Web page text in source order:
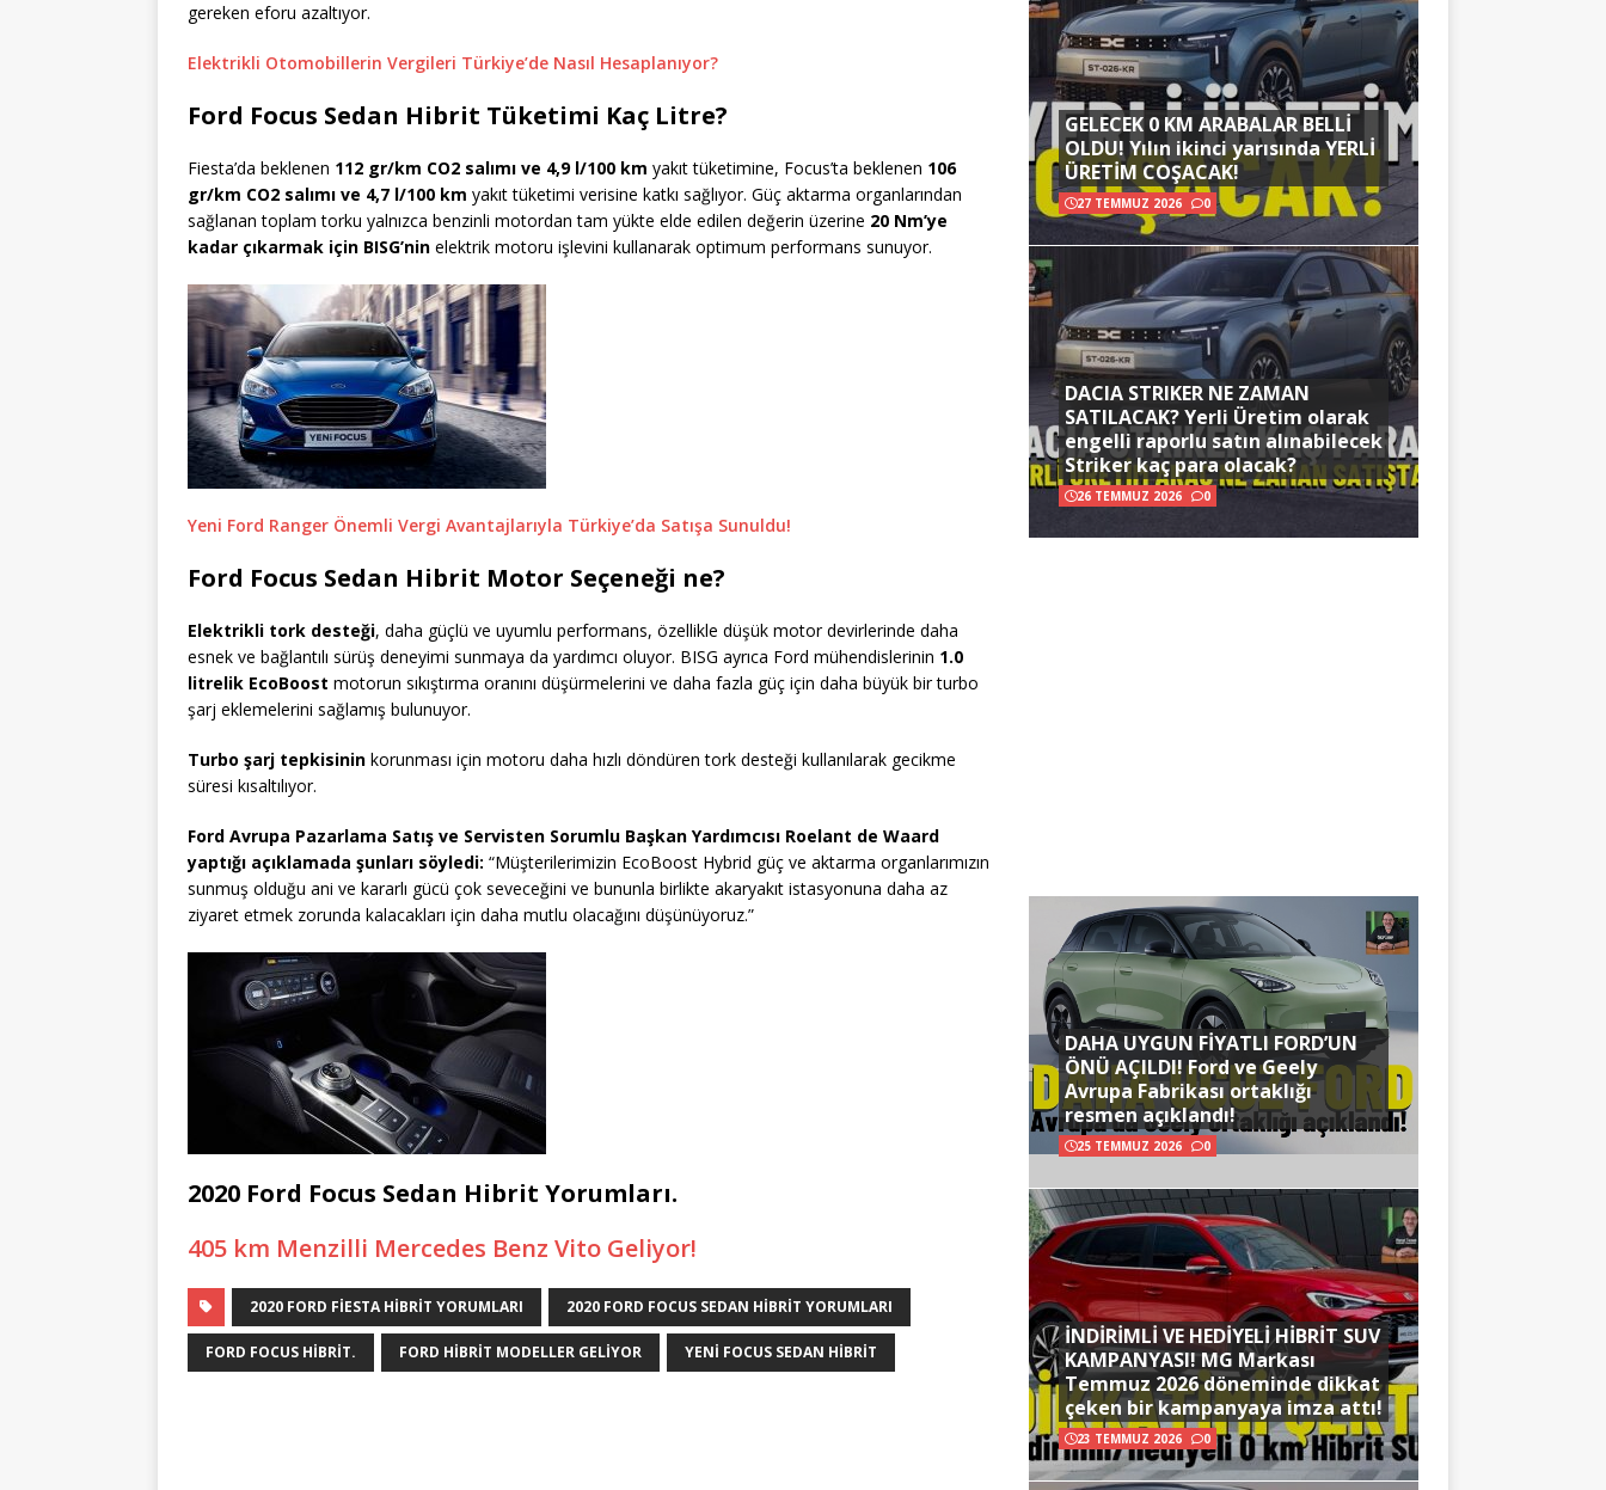
gereken eforu azaltıyor.
Elektrikli Otomobillerin Vergileri Türkiye’de Nasıl Hesaplanıyor?
Ford Focus Sedan Hibrit Tüketimi Kaç Litre?
Fiesta’da beklenen 112 gr/km CO2 salımı ve 4,9 l/100 km yakıt tüketimine, Focus’ta beklenen 106
gr/km CO2 salımı ve 4,7 l/100 km yakıt tüketimi verisine katkı sağlıyor. Güç aktarma organlarından
sağlanan toplam torku yalnızca benzinli motordan tam yükte elde edilen değerin üzerine 20 Nm’ye
kadar çıkarmak için BISG’nin elektrik motoru işlevini kullanarak optimum performans sunuyor.
Yeni Ford Ranger Önemli Vergi Avantajlarıyla Türkiye’da Satışa Sunuldu!
Ford Focus Sedan Hibrit Motor Seçeneği ne?
Elektrikli tork desteği, daha güçlü ve uyumlu performans, özellikle düşük motor devirlerinde daha
esnek ve bağlantılı sürüş deneyimi sunmaya da yardımcı oluyor. BISG ayrıca Ford mühendislerinin 1.0
litrelik EcoBoost motorun sıkıştırma oranını düşürmelerini ve daha fazla güç için daha büyük bir turbo
şarj eklemelerini sağlamış bulunuyor.
Turbo şarj tepkisinin korunması için motoru daha hızlı döndüren tork desteği kullanılarak gecikme
süresi kısaltılıyor.
Ford Avrupa Pazarlama Satış ve Servisten Sorumlu Başkan Yardımcısı Roelant de Waard
yaptığı açıklamada şunları söyledi: “Müşterilerimizin EcoBoost Hybrid güç ve aktarma organlarımızın
sunmuş olduğu ani ve kararlı gücü çok seveceğini ve bununla birlikte akaryakıt istasyonuna daha az
ziyaret etmek zorunda kalacakları için daha mutlu olacağını düşünüyoruz.”
2020 Ford Focus Sedan Hibrit Yorumları.
405 km Menzilli Mercedes Benz Vito Geliyor!
2020 FORD FIESTA HIBRIT YORUMLARI 2020 FORD FOCUS SEDAN HIBRIT YORUMLARI
FORD FOCUS HIBRIT. FORD HIBRIT MODELLER GELIYOR YENI FOCUS SEDAN HIBRIT
GELECEK 0 KM ARABALAR BELLİ
OLDU! Yılın ikinci yarısında YERLİ
ÜRETİM COŞACAK!
27 TEMMUZ 2026 0
DACIA STRIKER NE ZAMAN
SATILACAK? Yerli Üretim olarak
engelli raporlu satın alınabilecek
Striker kaç para olacak?
26 TEMMUZ 2026 0
DAHA UYGUN FİYATLI FORD’UN
ÖNÜ AÇILDI! Ford ve Geely
Avrupa Fabrikası ortaklığı
resmen açıklandı!
25 TEMMUZ 2026 0
İNDİRİMLİ VE HEDİYELİ HİBRİT SUV
KAMPANYASI! MG Markası
Temmuz 2026 döneminde dikkat
çeken bir kampanyaya imza attı!
23 TEMMUZ 2026 0